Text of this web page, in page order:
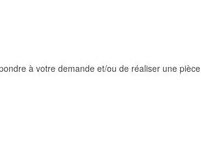
à votre demande et/ou de réaliser une pièce